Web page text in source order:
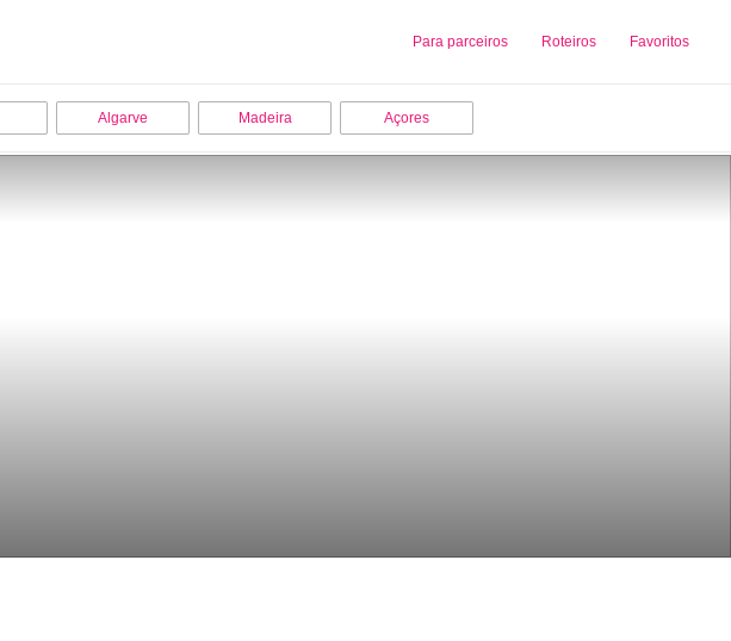
Para parceiros Roteiros Favoritos
Sobre nós Adicionar uma Empresa
Algarve Madeira Açores